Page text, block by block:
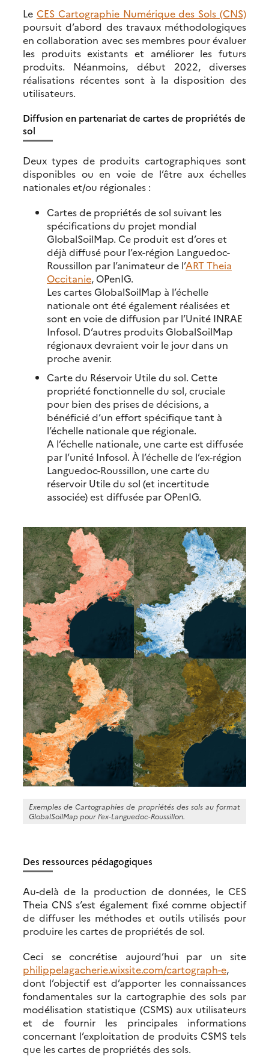
Le CES Cartographie Numérique des Sols (CNS)
poursuit d’abord des travaux méthodologiques
en collaboration avec ses membres pour évaluer
les produits existants et améliorer les futurs
produits. Néanmoins, début 2022, diverses
réalisations récentes sont à la disposition des
utilisateurs.
Diffusion en partenariat de cartes de propriétés de
sol
Deux types de produits cartographiques sont
disponibles ou en voie de l’être aux échelles
nationales et/ou régionales :
Cartes de propriétés de sol suivant les
spécifications du projet mondial
GlobalSoilMap. Ce produit est d’ores et
déjà diffusé pour l’ex-région Languedoc-
Roussillon par l’animateur de l’ART Theia
Occitanie, OPenIG.
Les cartes GlobalSoilMap à l’échelle
nationale ont été également réalisées et
sont en voie de diffusion par l’Unité INRAE
Infosol. D’autres produits GlobalSoilMap
régionaux devraient voir le jour dans un
proche avenir.
Carte du Réservoir Utile du sol. Cette
propriété fonctionnelle du sol, cruciale
pour bien des prises de décisions, a
bénéficié d’un effort spécifique tant à
l’échelle nationale que régionale.
A l’échelle nationale, une carte est diffusée
par l’unité Infosol. À l’échelle de l’ex-région
Languedoc-Roussillon, une carte du
réservoir Utile du sol (et incertitude
associée) est diffusée par OPenIG.
Exemples de Cartographies de propriétés des sols au format
GlobalSoilMap pour l’ex-Languedoc-Roussillon.
Des ressources pédagogiques
Au-delà de la production de données, le CES
Theia CNS s’est également fixé comme objectif
de diffuser les méthodes et outils utilisés pour
produire les cartes de propriétés de sol.
Ceci se concrétise aujourd’hui par un site
philippelagacherie.wixsite.com/cartograph-e,
dont l’objectif est d’apporter les connaissances
fondamentales sur la cartographie des sols par
modélisation statistique (CSMS) aux utilisateurs
et de fournir les principales informations
concernant l’exploitation de produits CSMS tels
que les cartes de propriétés des sols.